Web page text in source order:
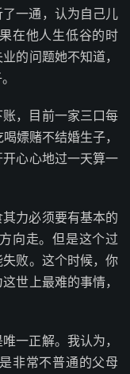
一通，认为自己儿
在他人生低谷的时
的问题她不知道，
，目前一家三口每
嫖赌不结婚生子，
心心地过一天算一
力必须要有基本的
向走。但是这个过
败。这个时候，你
世上最难的事情，
一正解。我认为，
非常不普通的父母